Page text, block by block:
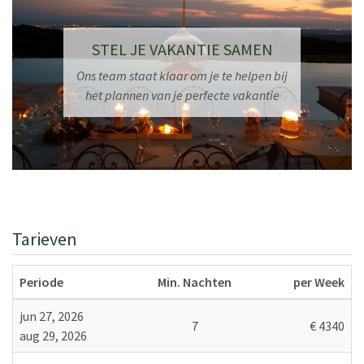
de belangrijkste bezienswaardigheden van Toscane,
waaronderFlorence, Pisa enSan Gimignano , gemakkelijk
bereikbaar zijn.
Flexibele accommodatie voor grote groepen
Voor grotere groepen kan ook het naburige pandUva, dat
plaats biedt aan maximaal 6 gasten, worden gehuurd,
waardoor dit een ideale optie is voor familiebijeenkomsten
of groepsvakanties.
Schoonmaakservice is inbegrepen (6 uur).
Zwembad
13m x 7m
Indeling
Begane grond:
STEL JE VAKANTIE SAMEN
Ons team staat klaar om je te helpen bij
het plannen van je perfecte vakantie
Tarieven
Periode Min. Nachten per Week
jun 27, 2026
aug 29, 2026
7 € 4340